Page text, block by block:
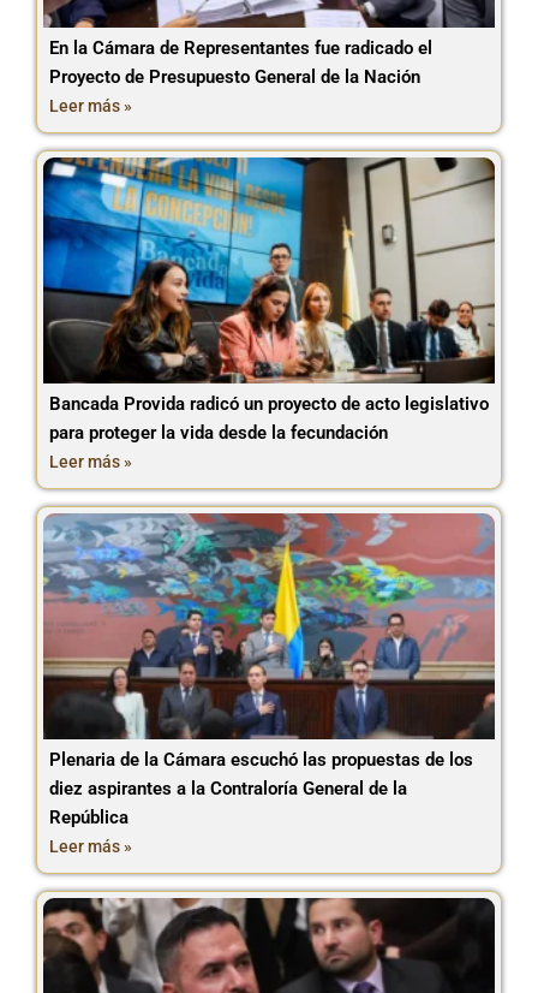
En la Cámara de Representantes fue radicado el
Proyecto de Presupuesto General de la Nación
Leer más »
Bancada Provida radicó un proyecto de acto legislativo
para proteger la vida desde la fecundación
Leer más »
Plenaria de la Cámara escuchó las propuestas de los
diez aspirantes a la Contraloría General de la
República
Leer más »